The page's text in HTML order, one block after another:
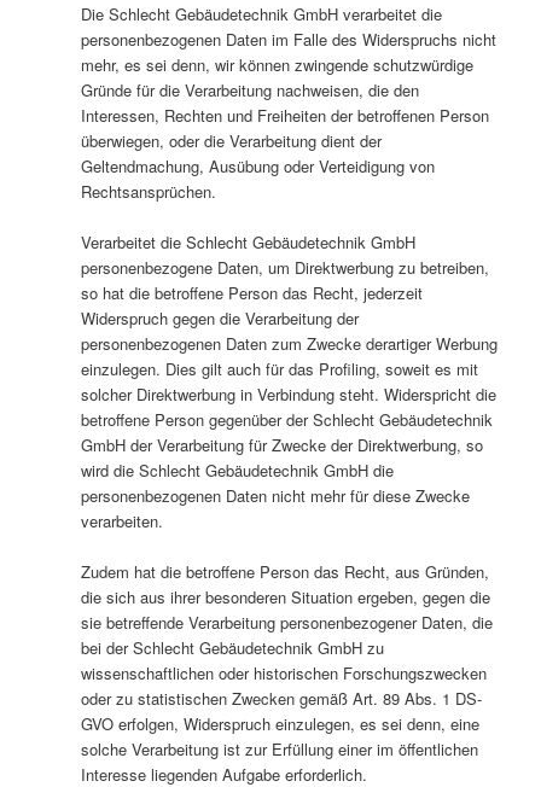
Die Schlecht Gebäudetechnik GmbH verarbeitet die
personenbezogenen Daten im Falle des Widerspruchs nicht
mehr, es sei denn, wir können zwingende schutzwürdige
Gründe für die Verarbeitung nachweisen, die den
Interessen, Rechten und Freiheiten der betroffenen Person
überwiegen, oder die Verarbeitung dient der
Geltendmachung, Ausübung oder Verteidigung von
Rechtsansprüchen.
Verarbeitet die Schlecht Gebäudetechnik GmbH
personenbezogene Daten, um Direktwerbung zu betreiben,
so hat die betroffene Person das Recht, jederzeit
Widerspruch gegen die Verarbeitung der
personenbezogenen Daten zum Zwecke derartiger Werbung
einzulegen. Dies gilt auch für das Profiling, soweit es mit
solcher Direktwerbung in Verbindung steht. Widerspricht die
betroffene Person gegenüber der Schlecht Gebäudetechnik
GmbH der Verarbeitung für Zwecke der Direktwerbung, so
wird die Schlecht Gebäudetechnik GmbH die
personenbezogenen Daten nicht mehr für diese Zwecke
verarbeiten.
Zudem hat die betroffene Person das Recht, aus Gründen,
die sich aus ihrer besonderen Situation ergeben, gegen die
sie betreffende Verarbeitung personenbezogener Daten, die
bei der Schlecht Gebäudetechnik GmbH zu
wissenschaftlichen oder historischen Forschungszwecken
oder zu statistischen Zwecken gemäß Art. 89 Abs. 1 DS-
GVO erfolgen, Widerspruch einzulegen, es sei denn, eine
solche Verarbeitung ist zur Erfüllung einer im öffentlichen
Interesse liegenden Aufgabe erforderlich.